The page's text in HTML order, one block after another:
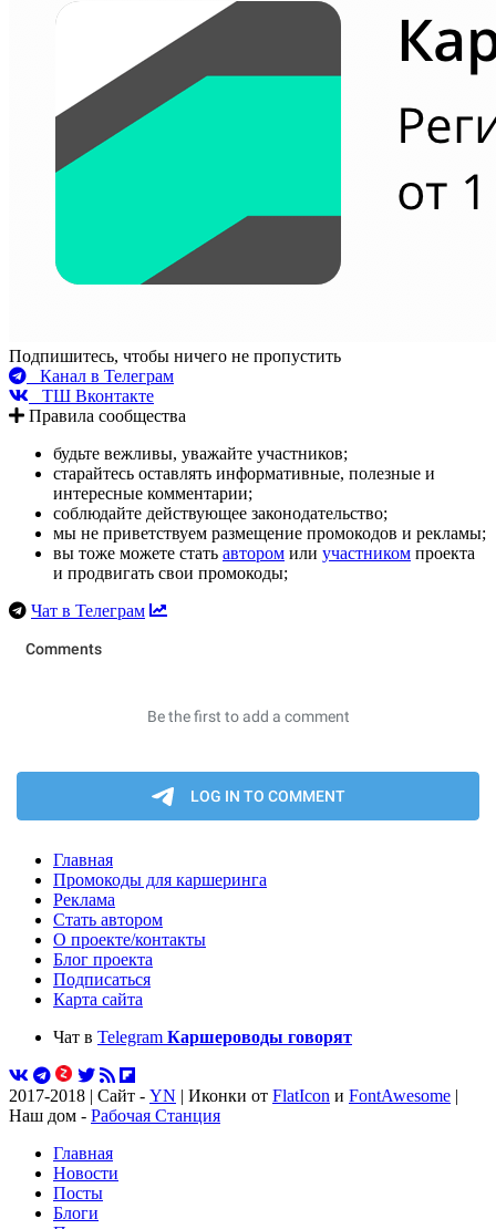
Подпишитесь, чтобы ничего не пропустить
Канал в Телеграм
ТШ Вконтакте
Правила сообщества
будьте вежливы, уважайте участников;
старайтесь оставлять информативные, полезные и
интересные комментарии;
соблюдайте действующее законодательство;
мы не приветствуем размещение промокодов и рекламы;
вы тоже можете стать автором или участником проекта
и продвигать свои промокоды;
Чат в Телеграм
Главная
Промокоды для каршеринга
Реклама
Стать автором
О проекте/контакты
Блог проекта
Подписаться
Карта сайта
Чат в Telegram Каршероводы говорят
2017-2018 | Сайт - YN | Иконки от FlatIcon и FontAwesome |
Наш дом - Рабочая Станция
Главная
Новости
Посты
Блоги